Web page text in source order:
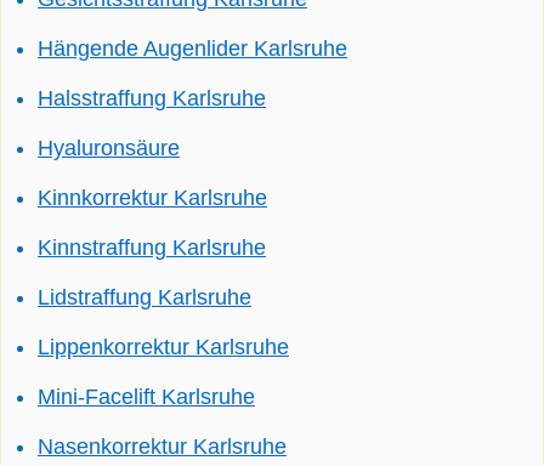
Hängende Augenlider Karlsruhe
Halsstraffung Karlsruhe
Hyaluronsäure
Kinnkorrektur Karlsruhe
Kinnstraffung Karlsruhe
Lidstraffung Karlsruhe
Lippenkorrektur Karlsruhe
Mini-Facelift Karlsruhe
Nasenkorrektur Karlsruhe